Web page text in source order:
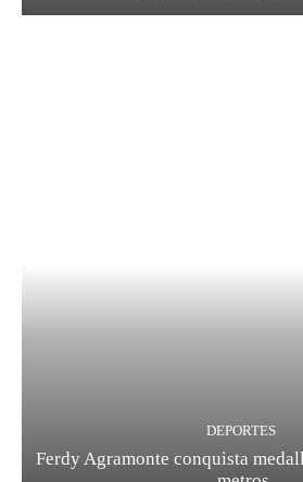
DEPORTES
Ferdy Agramonte conquista